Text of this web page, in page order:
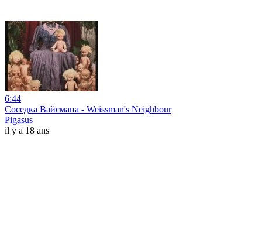
6:44
Соседка Вайсмана - Weissman's Neighbour
Pigasus
il y a 18 ans